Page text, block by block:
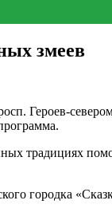
змеев
Героев-
традициях
городка